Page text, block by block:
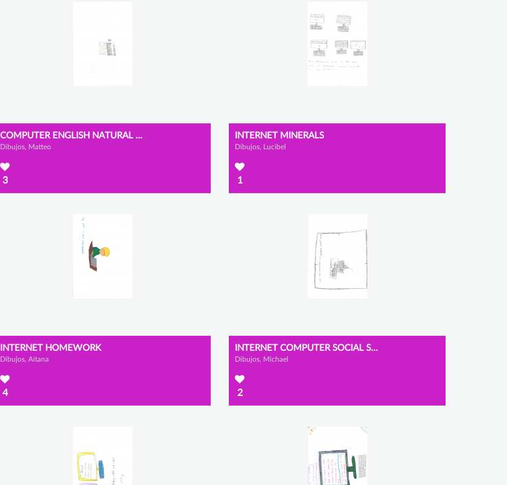
COMPUTER ENGLISH NATURAL SCIENCES
Dibujos, Matteo
3
INTERNET MINERALS
Dibujos, Lucibel
1
INTERNET HOMEWORK
Dibujos, Aitana
4
INTERNET COMPUTER SOCIAL SCIENCES
Dibujos, Michael
2